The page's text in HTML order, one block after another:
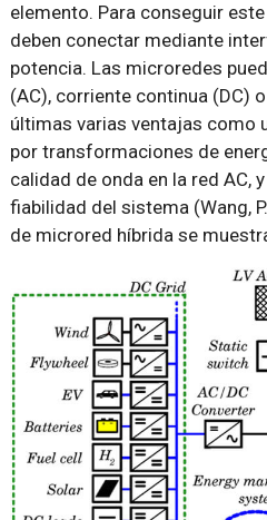
elemento. Para conseguir
deben conectar mediante
potencia. Las microredes
(AC), corriente continua (DC)
últimas varias ventajas como
por transformaciones de
calidad de onda en la red AC,
fiabilidad del sistema (Wang,
de microred híbrida se